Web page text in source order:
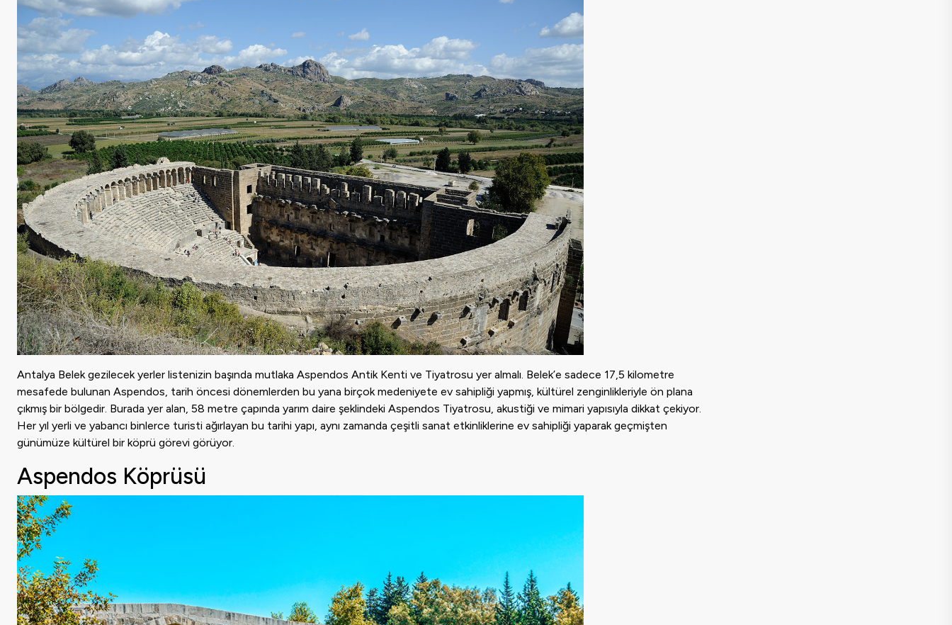
Antalya Belek gezilecek yerler listenizin başında mutlaka Aspendos Antik Kenti ve Tiyatrosu yer almalı. Belek’e sadece 17,5 kilometre
mesafede bulunan Aspendos, tarih öncesi dönemlerden bu yana birçok medeniyete ev sahipliği yapmış, kültürel zenginlikleriyle ön plana
çıkmış bir bölgedir. Burada yer alan, 58 metre çapında yarım daire şeklindeki Aspendos Tiyatrosu, akustiği ve mimari yapısıyla dikkat çekiyor.
Her yıl yerli ve yabancı binlerce turisti ağırlayan bu tarihi yapı, aynı zamanda çeşitli sanat etkinliklerine ev sahipliği yaparak geçmişten
günümüze kültürel bir köprü görevi görüyor.
Aspendos Köprüsü